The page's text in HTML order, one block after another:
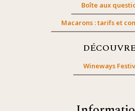
Boîte aux
Macarons : tarifs et
Wineways